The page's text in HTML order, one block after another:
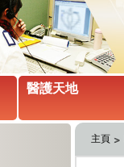
醫護天地
主頁